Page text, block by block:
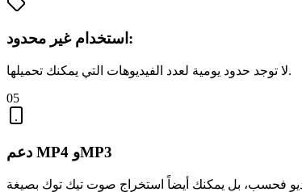
استخدام غير محدود:
لا توجد حدود يومية لعدد الفيديوهات التي يمكنك تحميلها.
05
دعم MP4 وMP3